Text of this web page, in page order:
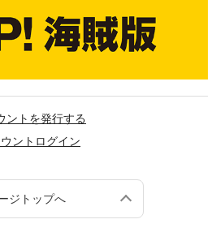
ントを発行する
ントログイン
ジトップへ